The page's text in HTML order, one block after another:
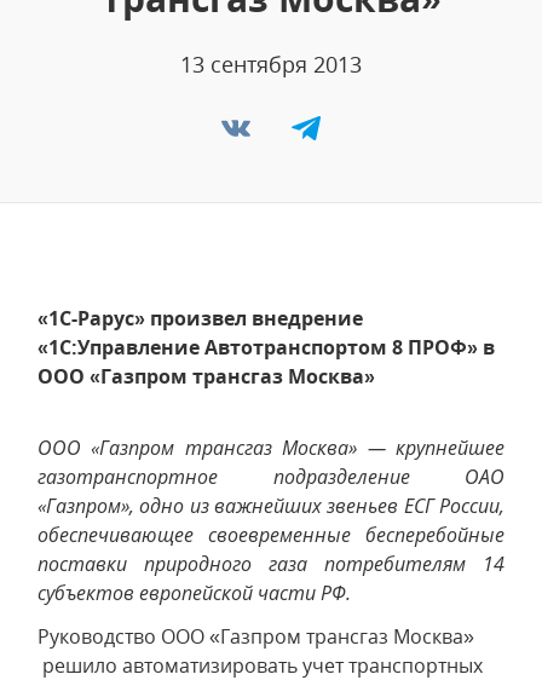
13 сентября 2013
«1С-Рарус» произвел внедрение
«1С:Управление Автотранспортом 8 ПРОФ» в
ООО «Газпром трансгаз Москва»
ООО «Газпром трансгаз Москва» — крупнейшее
газотранспортное подразделение ОАО
«Газпром», одно из важнейших звеньев ЕСГ России,
обеспечивающее своевременные бесперебойные
поставки природного газа потребителям 14
субъектов европейской части РФ.
Руководство ООО «Газпром трансгаз Москва»
решило автоматизировать учет транспортных